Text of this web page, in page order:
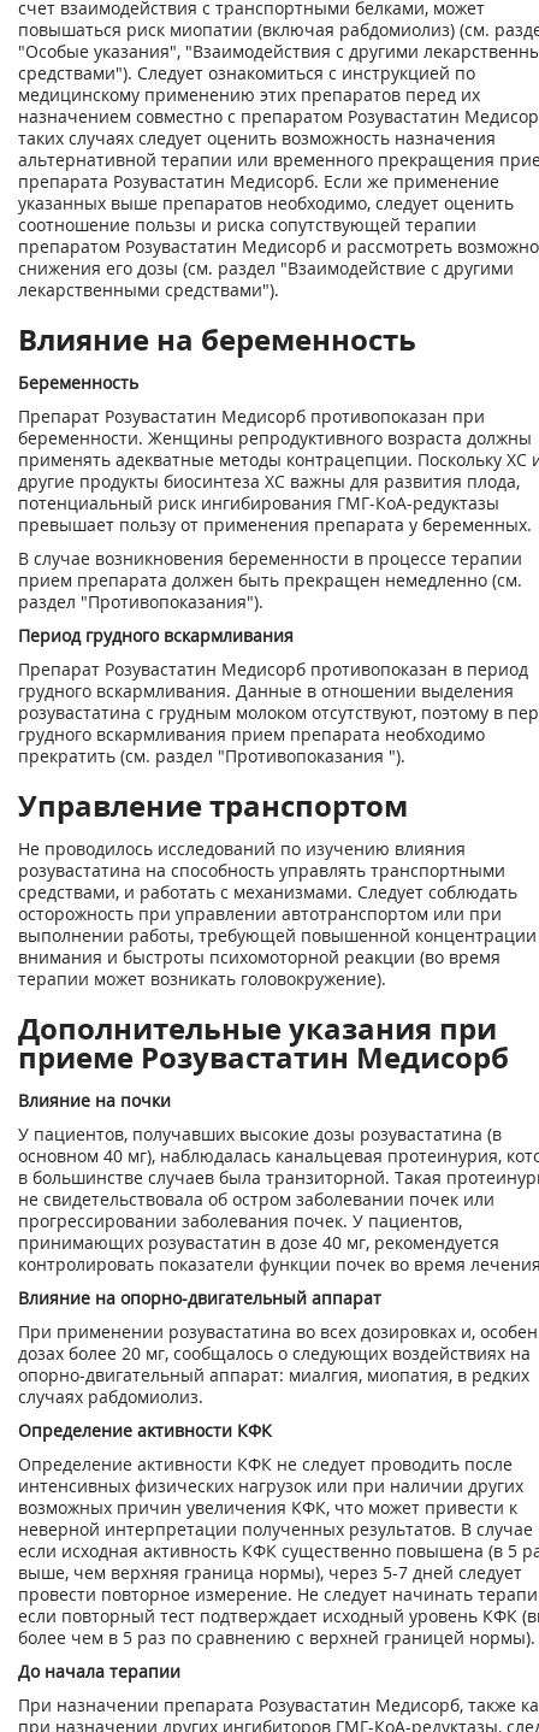
счет взаимодействия с транспортными белками, может
повышаться риск миопатии (включая рабдомиолиз) (см.
"Особые указания", "Взаимодействия с другими
средствами"). Следует ознакомиться с инструкцией по
медицинскому применению этих препаратов перед их
назначением совместно с препаратом Розувастатин
таких случаях следует оценить возможность назначения
альтернативной терапии или временного прекращения
препарата Розувастатин Медисорб. Если же применение
указанных выше препаратов необходимо, следует оценить
соотношение пользы и риска сопутствующей терапии
препаратом Розувастатин Медисорб и рассмотреть
снижения его дозы (см. раздел "Взаимодействие с другими
лекарственными средствами").
Влияние на беременность
Беременность
Препарат Розувастатин Медисорб противопоказан при
беременности. Женщины репродуктивного возраста должны
применять адекватные методы контрацепции. Поскольку ХС
другие продукты биосинтеза ХС важны для развития плода,
потенциальный риск ингибирования ГМГ-КоА-редуктазы
превышает пользу от применения препарата у беременных.
В случае возникновения беременности в процессе терапии
прием препарата должен быть прекращен немедленно (см.
раздел "Противопоказания").
Период грудного вскармливания
Препарат Розувастатин Медисорб противопоказан в период
грудного вскармливания. Данные в отношении выделения
розувастатина с грудным молоком отсутствуют, поэтому в
грудного вскармливания прием препарата необходимо
прекратить (см. раздел "Противопоказания ").
Управление транспортом
Не проводилось исследований по изучению влияния
розувастатина на способность управлять транспортными
средствами, и работать с механизмами. Следует соблюдать
осторожность при управлении автотранспортом или при
выполнении работы, требующей повышенной концентрации
внимания и быстроты психомоторной реакции (во время
терапии может возникать головокружение).
Дополнительные указания при
приеме Розувастатин Медисорб
Влияние на почки
У пациентов, получавших высокие дозы розувастатина (в
основном 40 мг), наблюдалась канальцевая протеинурия,
в большинстве случаев была транзиторной. Такая
не свидетельствовала об остром заболевании почек или
прогрессировании заболевания почек. У пациентов,
принимающих розувастатин в дозе 40 мг, рекомендуется
контролировать показатели функции почек во время
Влияние на опорно-двигательный аппарат
При применении розувастатина во всех дозировках и,
дозах более 20 мг, сообщалось о следующих воздействиях на
опорно-двигательный аппарат: миалгия, миопатия, в редких
случаях рабдомиолиз.
Определение активности КФК
Определение активности КФК не следует проводить после
интенсивных физических нагрузок или при наличии других
возможных причин увеличения КФК, что может привести к
неверной интерпретации полученных результатов. В случае
если исходная активность КФК существенно повышена (в 5
выше, чем верхняя граница нормы), через 5-7 дней следует
провести повторное измерение. Не следует начинать
если повторный тест подтверждает исходный уровень КФК
более чем в 5 раз по сравнению с верхней границей нормы).
До начала терапии
При назначении препарата Розувастатин Медисорб, также
при назначении других ингибиторов ГМГ-КоА-редуктазы,